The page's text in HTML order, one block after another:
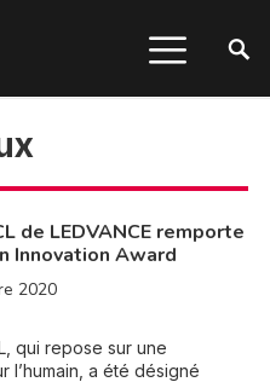
de LEDVANCE remporte
Innovation Award
2020
qui repose sur une
l’humain, a été désigné